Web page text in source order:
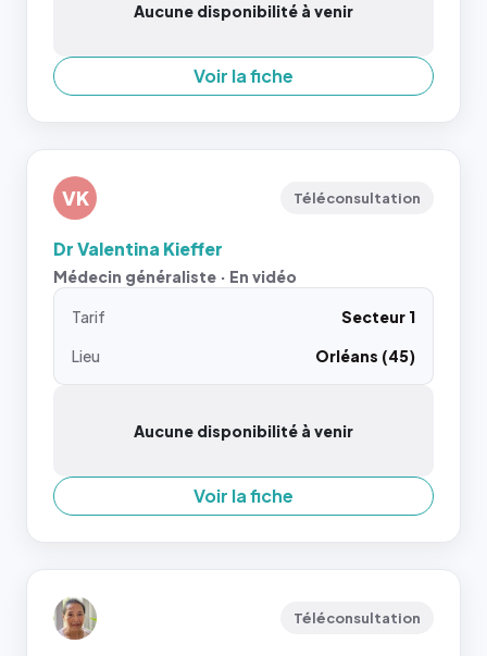
Aucune disponibilité à venir
Voir la fiche
VK Téléconsultation
Dr Valentina Kieffer
Médecin généraliste · En vidéo
Tarif
Secteur 1
Lieu
Orléans (45)
Aucune disponibilité à venir
Voir la fiche
Téléconsultation